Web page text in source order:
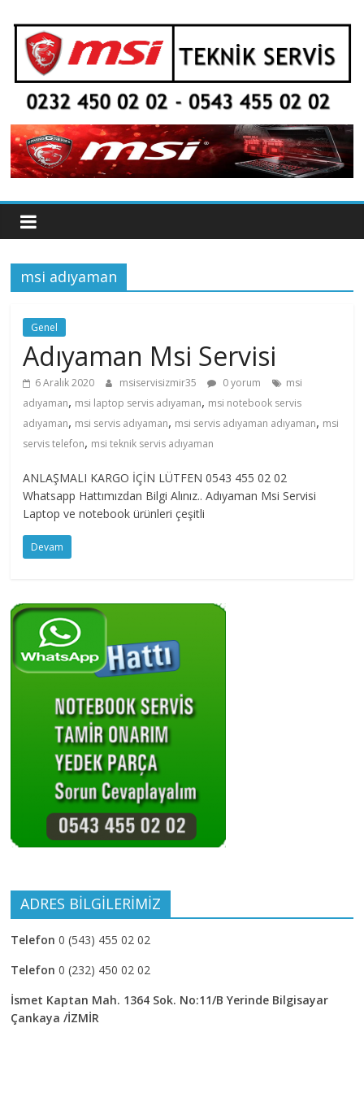
content
Msi
Servis
İzmir
–
0
232
450
0202
–
0
455
0202
Kaliteden
fazlasını
isteyenlere
msi adıyaman
Genel
Adıyaman Msi Servisi
6 Aralık 2020 msiservisizmir35 0 yorum
msi
adıyaman, msi laptop servis adıyaman, msi notebook servis
adıyaman, msi servis adıyaman, msi servis adıyaman adıyaman, msi
servis telefon, msi teknik servis adıyaman
ANLAŞMALI KARGO İÇİN LÜTFEN 0543 455 02 02
Whatsapp Hattımızdan Bilgi Alınız.. Adıyaman Msi Servisi
Laptop ve notebook ürünleri çeşitli
Devam
ADRES BİLGİLERİMİZ
Telefon 0 (543) 455 02 02
Telefon 0 (232) 450 02 02
İsmet Kaptan Mah. 1364 Sok. No:11/B Yerinde Bilgisayar
Çankaya /İZMİR